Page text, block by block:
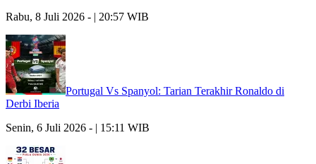
Rabu, 8 Juli 2026 - | 20:57 WIB
Portugal Vs Spanyol: Tarian Terakhir Ronaldo di
Derbi Iberia
Senin, 6 Juli 2026 - | 15:11 WIB